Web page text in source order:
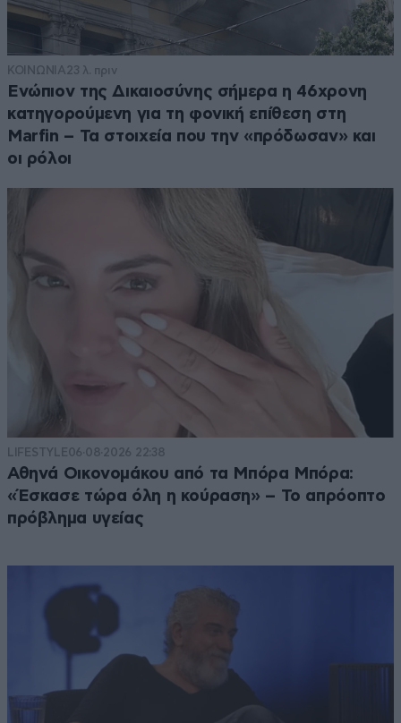
ΚΟΙΝΩΝΙΑ23 λ. πριν
Ενώπιον της Δικαιοσύνης σήμερα η 46χρονη
κατηγορούμενη για τη φονική επίθεση στη
Marfin – Τα στοιχεία που την «πρόδωσαν» και
οι ρόλοι
LIFESTYLE06·08·2026 22:38
Αθηνά Οικονομάκου από τα Μπόρα Μπόρα:
«Έσκασε τώρα όλη η κούραση» – Το απρόοπτο
πρόβλημα υγείας